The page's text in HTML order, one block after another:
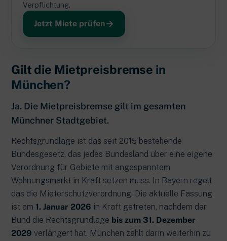
Verpflichtung.
Jetzt Miete prüfen
Gilt die Mietpreisbremse in
München?
Ja. Die Mietpreisbremse gilt im gesamten
Münchner Stadtgebiet.
Rechtsgrundlage ist das seit 2015 bestehende
Bundesgesetz, das jedes Bundesland über eine eigene
Verordnung für Gebiete mit angespanntem
Wohnungsmarkt in Kraft setzen muss. In Bayern regelt
das die Mieterschutzverordnung. Die aktuelle Fassung
ist am 1. Januar 2026 in Kraft getreten, nachdem der
Bund die Rechtsgrundlage bis zum 31. Dezember
2029 verlängert hat. München zählt darin weiterhin zu